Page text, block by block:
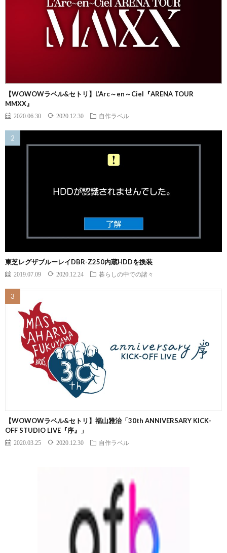
【WOWOWラベル&セトリ】L’Arc～en～Ciel『ARENA TOUR
MMXX』
2020.06.30 2020.12.30 自作ラベル
東芝レグザブルーレイDBR-Z250内蔵HDDを換装
2019.07.09 2020.12.24 暮らしの中での諸々
【WOWOWラベル&セトリ】福山雅治「30th ANNIVERSARY KICK-
OFF STUDIO LIVE『序』」
2020.03.25 2020.12.30 自作ラベル